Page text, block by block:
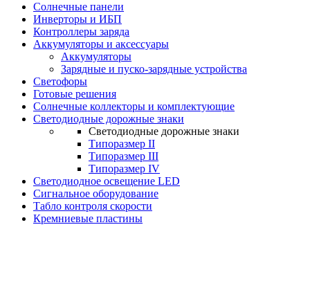
Солнечные панели
Инверторы и ИБП
Контроллеры заряда
Аккумуляторы и аксессуары
Аккумуляторы
Зарядные и пуско-зарядные устройства
Светофоры
Готовые решения
Солнечные коллекторы и комплектующие
Светодиодные дорожные знаки
Светодиодные дорожные знаки
Типоразмер II
Типоразмер III
Типоразмер IV
Светодиодное освещение LED
Сигнальное оборудование
Табло контроля скорости
Кремниевые пластины